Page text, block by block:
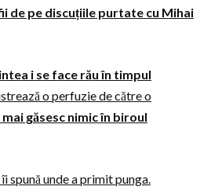
de pe discuțiile purtate cu Mihai
i se face rău în timpul
o perfuzie de către o
găsesc nimic în biroul
spună unde a primit punga.